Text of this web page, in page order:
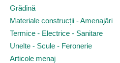
Grădină
Materiale construcții - Amenajări
Termice - Electrice - Sanitare
Unelte - Scule - Feronerie
Articole menaj